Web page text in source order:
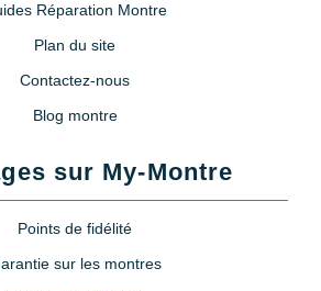
Réparation Montre
Plan du site
Contactez-nous
Blog montre
sur My-Montre
Points de fidélité
sur les montres